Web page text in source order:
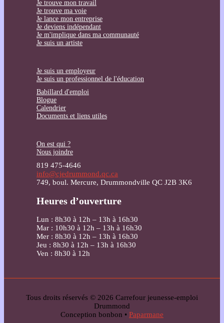
Je trouve mon travail
Je trouve ma voie
Je lance mon entreprise
Je deviens indépendant
Je m'implique dans ma communauté
Je suis un artiste
Je suis un employeur
Je suis un professionnel de l'éducation
Babillard d'emploi
Blogue
Calendrier
Documents et liens utiles
On est qui ?
Nous joindre
819 475-4646
info@cjedrummond.qc.ca
749, boul. Mercure, Drummondville QC J2B 3K6
Heures d’ouverture
Lun : 8h30 à 12h – 13h à 16h30
Mar : 10h30 à 12h – 13h à 16h30
Mer : 8h30 à 12h – 13h à 16h30
Jeu : 8h30 à 12h – 13h à 16h30
Ven : 8h30 à 12h
Tous droits réservés © 2026 Carrefour jeunesse-emploi
Drummond
Conception bonbon • Paparmane